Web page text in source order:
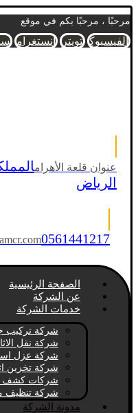
مرحبًا ، مرحبًا بكم في موقع
الفيسبوك تويتر انستغرام
عنوان قلعة الأهرام
الرياض
0561441217
الصفحة الرئيسية
عن الشركة
خدمات الشركة
شركة تركيب
شركة نقل
شركة عزل
شركة تخزين
شركات كشف
شركة تنظيف
مدونة الشركة